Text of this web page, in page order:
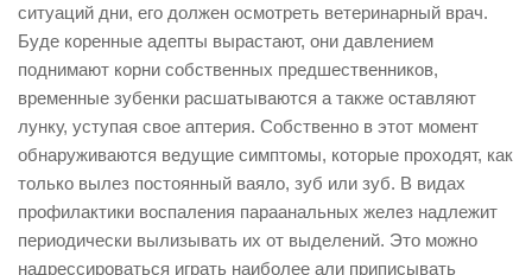
ситуаций дни, его должен осмотреть ветеринарный врач.
Буде коренные адепты вырастают, они давлением
поднимают корни собственных предшественников,
временные зубенки расшатываются а также оставляют
лунку, уступая свое аптерия. Собственно в этот момент
обнаруживаются ведущие симптомы, которые проходят, как
только вылез постоянный ваяло, зуб или зуб. В видах
профилактики воспаления параанальных желез надлежит
периодически вылизывать их от выделений. Это можно
надрессироваться играть наиболее али приписывать